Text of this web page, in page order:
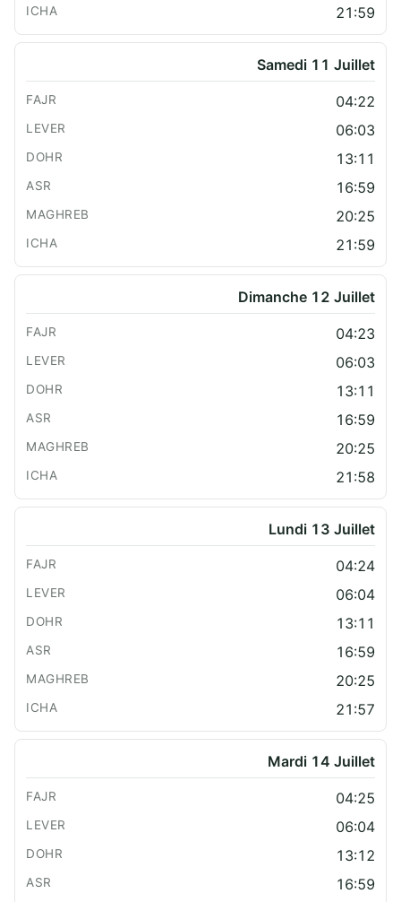
21:59
Samedi 11 Juillet
04:22
06:03
13:11
16:59
20:25
21:59
Dimanche 12 Juillet
04:23
06:03
13:11
16:59
20:25
21:58
Lundi 13 Juillet
04:24
06:04
13:11
16:59
20:25
21:57
Mardi 14 Juillet
04:25
06:04
13:12
16:59